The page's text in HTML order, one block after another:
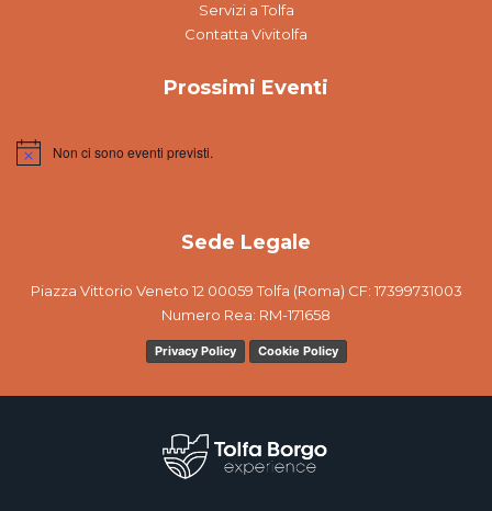
Servizi a Tolfa
Contatta Vivitolfa
Prossimi Eventi
Non ci sono eventi previsti.
Sede Legale
Piazza Vittorio Veneto 12 00059 Tolfa (Roma) CF: 17399731003
Numero Rea: RM-171658
Privacy Policy Cookie Policy